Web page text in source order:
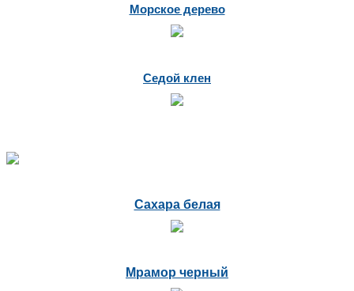
Морское дерево
Седой клен
Сахара белая
Мрамор черный